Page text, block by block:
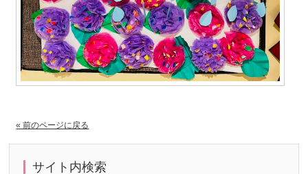
« 前のページに戻る
サイト内検索